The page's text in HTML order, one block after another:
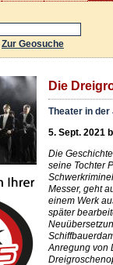
Zur Geosuche
Die
Theater in
5. Sept. 2021
Die
seine Tochter
Messer, geht
einem Werk
später
Anregung von